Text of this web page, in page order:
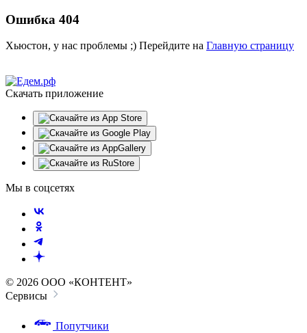
Ошибка 404
Хьюстон, у нас проблемы ;) Перейдите на Главную страницу
Скачать приложение
Мы в соцсетях
© 2026 ООО «КОНТЕНТ»
Сервисы
Попутчики